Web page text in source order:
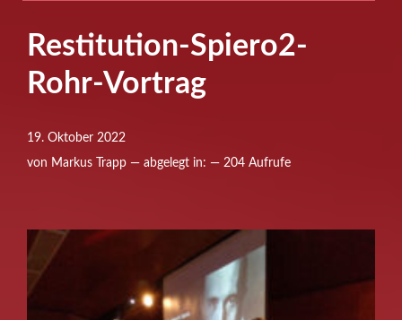
Restitution-Spiero2-
Rohr-Vortrag
19. Oktober 2022
von Markus Trapp — abgelegt in: — 204 Aufrufe